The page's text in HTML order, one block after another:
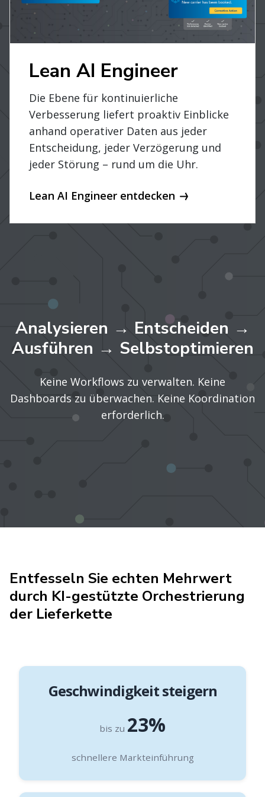
Lean AI Engineer
Die Ebene für kontinuierliche
Verbesserung liefert proaktiv Einblicke
anhand operativer Daten aus jeder
Entscheidung, jeder Verzögerung und
jeder Störung – rund um die Uhr.
Lean AI Engineer entdecken
Analysieren → Entscheiden →
Ausführen → Selbstoptimieren
Keine Workflows zu verwalten. Keine
Dashboards zu überwachen. Keine Koordination
erforderlich.
Entfesseln Sie echten Mehrwert
durch KI-gestützte Orchestrierung
der Lieferkette
Geschwindigkeit steigern
bis zu 23%
schnellere Markteinführung